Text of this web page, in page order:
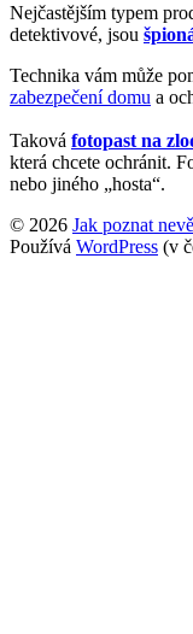
Nejčastějším typem
detektivové, jsou
Technika vám může
zabezpečení domu a
Taková fotopast na
která chcete ochránit.
nebo jiného „hosta“.
© 2026 Jak poznat
Používá WordPress (v